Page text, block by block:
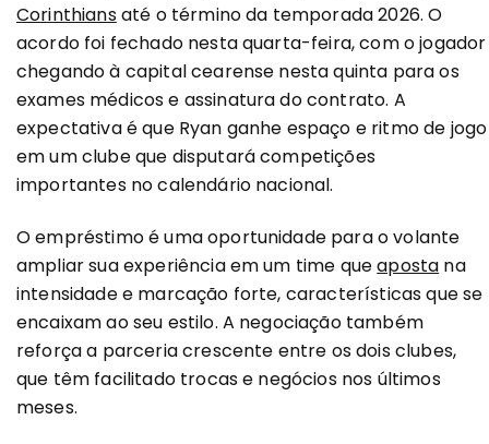
Corinthiansaté o término da temporada 2026. O
acordo foi fechado nesta quarta-feira, com o jogador
chegando à capital cearense nesta quinta para os
exames médicos e assinatura do contrato. A
expectativa é que Ryan ganhe espaço e ritmo de jogo
em um clube que disputará competições
importantes no calendário nacional.
O empréstimo é uma oportunidade para o volante
ampliar sua experiência em um time queaposta na
intensidade e marcação forte, características que se
encaixam ao seu estilo. A negociação também
reforça a parceria crescente entre os dois clubes,
que têm facilitado trocas e negócios nos últimos
meses.